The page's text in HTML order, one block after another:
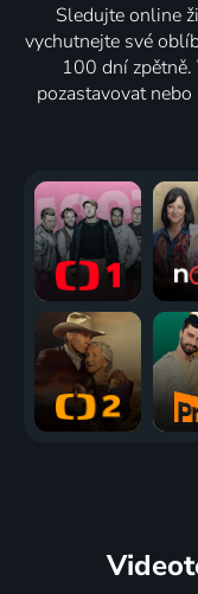
Sledujte online
vychutnejte své
100 dní zpětně.
pozastavovat nebo